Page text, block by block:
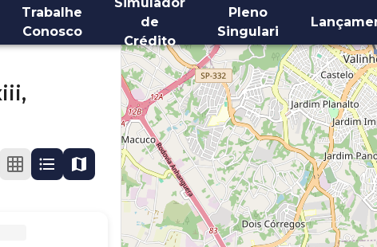
Trabalhe
Conosco
de
Crédito
Pleno
Singulari